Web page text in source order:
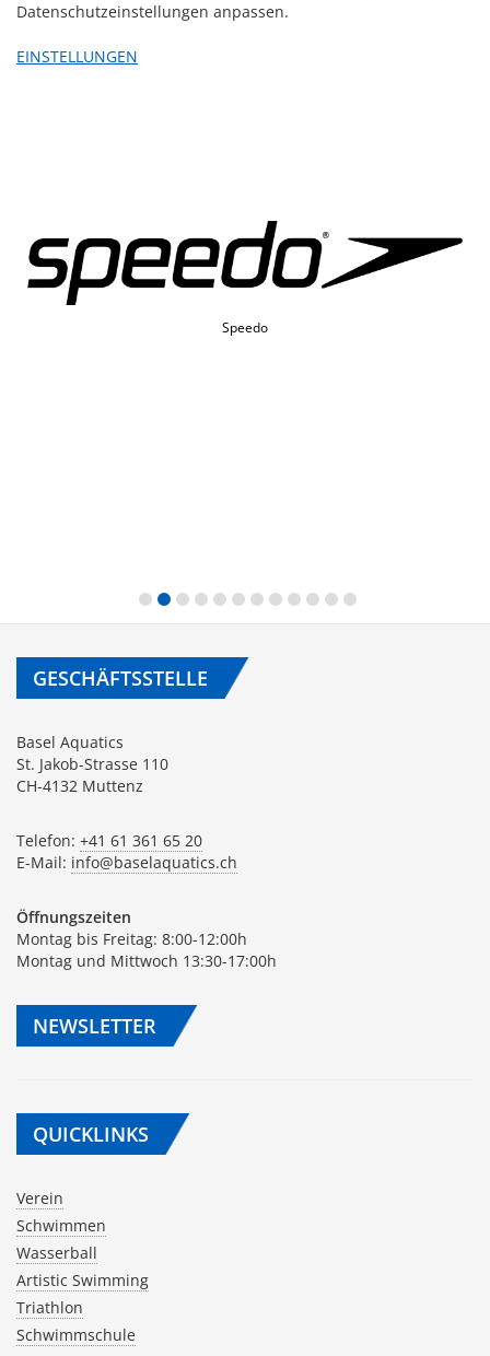
Datenschutzeinstellungen anpassen.
EINSTELLUNGEN
Speedo
GESCHÄFTSSTELLE
Basel Aquatics
St. Jakob-Strasse 110
CH-4132 Muttenz
Telefon: +41 61 361 65 20
E-Mail: info@baselaquatics.ch
Öffnungszeiten
Montag bis Freitag: 8:00-12:00h
Montag und Mittwoch 13:30-17:00h
NEWSLETTER
QUICKLINKS
Verein
Schwimmen
Wasserball
Artistic Swimming
Triathlon
Schwimmschule